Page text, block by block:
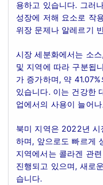
용하고 있습니다. 그러
성장에 저해 요소로 작
위장 문제나 알레르기
시장 세분화에서는 소
및 지역에 따라 구분됩
가 증가하며, 약
있습니다. 이는 건강한
업에서의 사용이 늘어
북미 지역은 2022년
하며, 앞으로도 빠르게
지역에서는 콜라겐 관
진행되고 있으며, 새로
습니다.